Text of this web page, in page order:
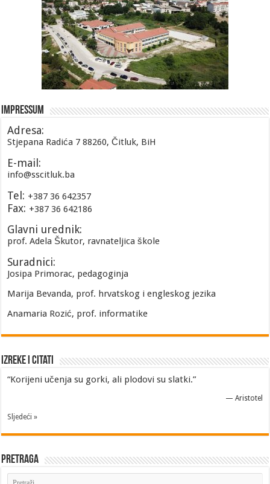
Impressum
Adresa:
Stjepana Radića 7 88260, Čitluk, BiH
E-mail:
info@sscitluk.ba
Tel: +387 36 642357
Fax: +387 36 642186
Glavni urednik:
prof. Adela Škutor, ravnateljica škole
Suradnici:
Josipa Primorac, pedagoginja
Marija Bevanda, prof. hrvatskog i engleskog jezika
Anamaria Rozić, prof. informatike
Izreke i Citati
“Korijeni učenja su gorki, ali plodovi su slatki.”
— Aristotel
Sljedeći »
Pretraga